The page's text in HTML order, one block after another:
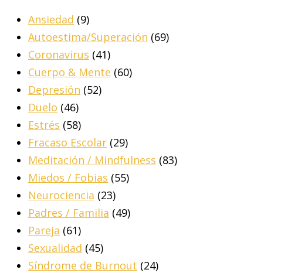
Ansiedad (9)
Autoestima/Superación (69)
Coronavirus (41)
Cuerpo & Mente (60)
Depresión (52)
Duelo (46)
Estrés (58)
Fracaso Escolar (29)
Meditación / Mindfulness (83)
Miedos / Fobias (55)
Neurociencia (23)
Padres / Familia (49)
Pareja (61)
Sexualidad (45)
Síndrome de Burnout (24)